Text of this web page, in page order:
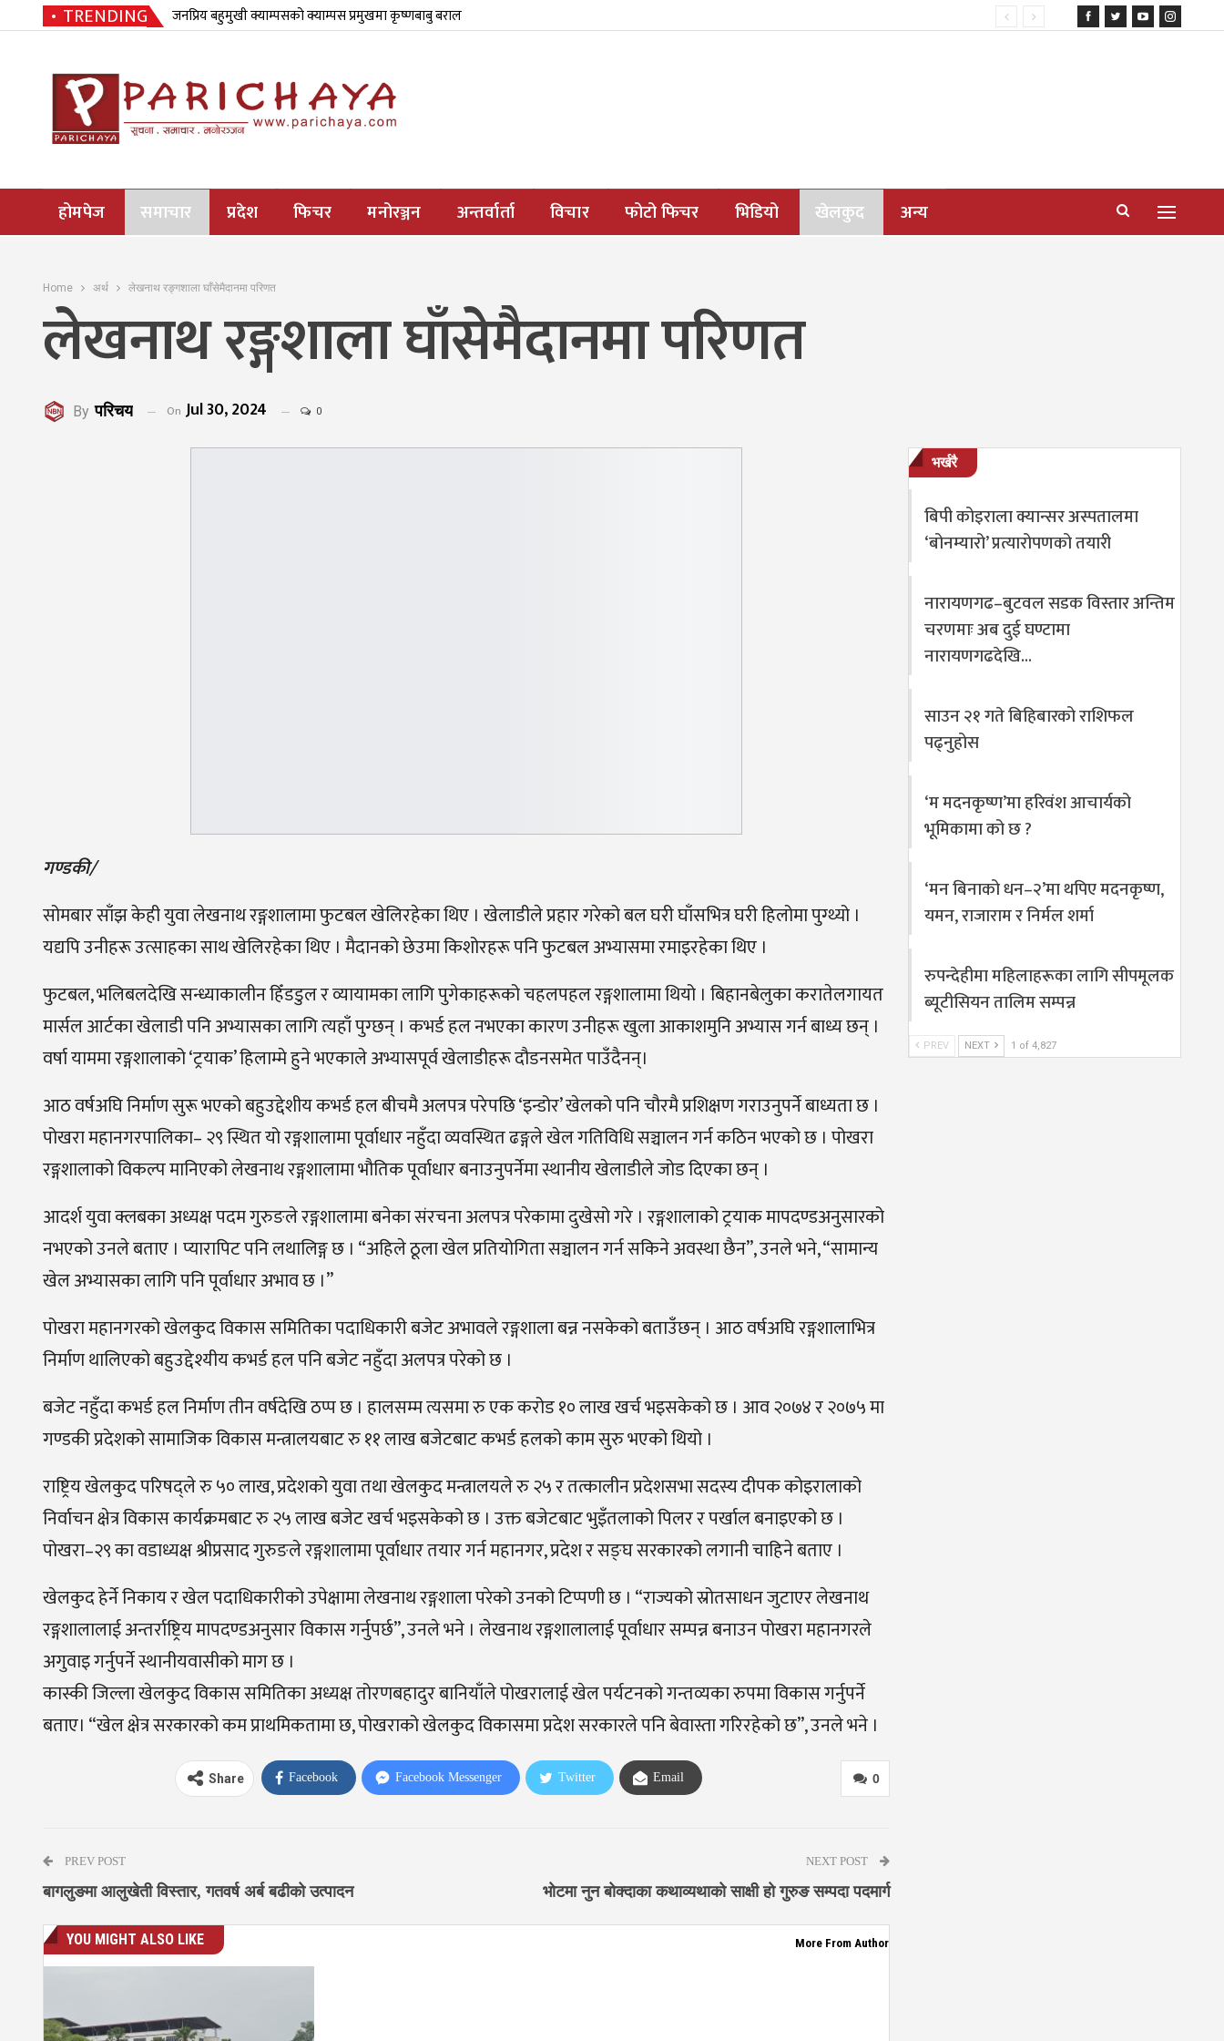
TRENDING जनप्रिय बहुमुखी क्याम्पसको क्याम्पस प्रमुखमा कृष्णबाबु बराल
होमपेज समाचार प्रदेश फिचर मनोरञ्जन अन्तर्वार्ता विचार फोटो फिचर भिडियो खेलकुद अन्य
Home अर्थ लेखनाथ रङ्गशाला घाँसेमैदानमा परिणत
लेखनाथ रङ्गशाला घाँसेमैदानमा परिणत
By परिचय On Jul 30, 2024 0
गण्डकी/
सोमबार साँझ केही युवा लेखनाथ रङ्गशालामा फुटबल खेलिरहेका थिए । खेलाडीले प्रहार गरेको बल घरी घाँसभित्र घरी हिलोमा पुग्थ्यो ।
यद्यपि उनीहरू उत्साहका साथ खेलिरहेका थिए । मैदानको छेउमा किशोरहरू पनि फुटबल अभ्यासमा रमाइरहेका थिए ।
फुटबल, भलिबलदेखि सन्ध्याकालीन हिँडडुल र व्यायामका लागि पुगेकाहरूको चहलपहल रङ्गशालामा थियो । बिहानबेलुका करातेलगायत
मार्सल आर्टका खेलाडी पनि अभ्यासका लागि त्यहाँ पुग्छन् । कभर्ड हल नभएका कारण उनीहरू खुला आकाशमुनि अभ्यास गर्न बाध्य छन् ।
वर्षा याममा रङ्गशालाको ‘ट्रयाक’ हिलाम्मे हुने भएकाले अभ्यासपूर्व खेलाडीहरू दौडनसमेत पाउँदैनन्।
आठ वर्षअघि निर्माण सुरू भएको बहुउद्देशीय कभर्ड हल बीचमै अलपत्र परेपछि ‘इन्डोर’ खेलको पनि चौरमै प्रशिक्षण गराउनुपर्ने बाध्यता छ ।
पोखरा महानगरपालिका– २९ स्थित यो रङ्गशालामा पूर्वाधार नहुँदा व्यवस्थित ढङ्गले खेल गतिविधि सञ्चालन गर्न कठिन भएको छ । पोखरा
रङ्गशालाको विकल्प मानिएको लेखनाथ रङ्गशालामा भौतिक पूर्वाधार बनाउनुपर्नेमा स्थानीय खेलाडीले जोड दिएका छन् ।
आदर्श युवा क्लबका अध्यक्ष पदम गुरुङले रङ्गशालामा बनेका संरचना अलपत्र परेकामा दुखेसो गरे । रङ्गशालाको ट्रयाक मापदण्डअनुसारको
नभएको उनले बताए । प्यारापिट पनि लथालिङ्ग छ । “अहिले ठूला खेल प्रतियोगिता सञ्चालन गर्न सकिने अवस्था छैन”, उनले भने, “सामान्य
खेल अभ्यासका लागि पनि पूर्वाधार अभाव छ ।”
पोखरा महानगरको खेलकुद विकास समितिका पदाधिकारी बजेट अभावले रङ्गशाला बन्न नसकेको बताउँछन् । आठ वर्षअघि रङ्गशालाभित्र
निर्माण थालिएको बहुउद्देश्यीय कभर्ड हल पनि बजेट नहुँदा अलपत्र परेको छ ।
बजेट नहुँदा कभर्ड हल निर्माण तीन वर्षदेखि ठप्प छ । हालसम्म त्यसमा रु एक करोड १० लाख खर्च भइसकेको छ । आव २०७४ र २०७५ मा
गण्डकी प्रदेशको सामाजिक विकास मन्त्रालयबाट रु ११ लाख बजेटबाट कभर्ड हलको काम सुरु भएको थियो ।
राष्ट्रिय खेलकुद परिषद्ले रु ५० लाख, प्रदेशको युवा तथा खेलकुद मन्त्रालयले रु २५ र तत्कालीन प्रदेशसभा सदस्य दीपक कोइरालाको
निर्वाचन क्षेत्र विकास कार्यक्रमबाट रु २५ लाख बजेट खर्च भइसकेको छ । उक्त बजेटबाट भुइँतलाको पिलर र पर्खाल बनाइएको छ ।
पोखरा–२९ का वडाध्यक्ष श्रीप्रसाद गुरुङले रङ्गशालामा पूर्वाधार तयार गर्न महानगर, प्रदेश र सङ्घ सरकारको लगानी चाहिने बताए ।
खेलकुद हेर्ने निकाय र खेल पदाधिकारीको उपेक्षामा लेखनाथ रङ्गशाला परेको उनको टिप्पणी छ । “राज्यको स्रोतसाधन जुटाएर लेखनाथ
रङ्गशालालाई अन्तर्राष्ट्रिय मापदण्डअनुसार विकास गर्नुपर्छ”, उनले भने । लेखनाथ रङ्गशालालाई पूर्वाधार सम्पन्न बनाउन पोखरा महानगरले
अगुवाइ गर्नुपर्ने स्थानीयवासीको माग छ ।
कास्की जिल्ला खेलकुद विकास समितिका अध्यक्ष तोरणबहादुर बानियाँले पोखरालाई खेल पर्यटनको गन्तव्यका रुपमा विकास गर्नुपर्ने
बताए। “खेल क्षेत्र सरकारको कम प्राथमिकतामा छ, पोखराको खेलकुद विकासमा प्रदेश सरकारले पनि बेवास्ता गरिरहेको छ”, उनले भने ।
0
Share Facebook Facebook Messenger Twitter Email
PREV POST
बागलुङमा आलुखेती विस्तार, गतवर्ष अर्ब बढीको उत्पादन
NEXT POST
भोटमा नुन बोक्दाका कथाव्यथाको साक्षी हो गुरुङ सम्पदा पदमार्ग
YOU MIGHT ALSO LIKE More From Author
भर्खरै
बिपी कोइराला क्यान्सर अस्पतालमा
‘बोनम्यारो’ प्रत्यारोपणको तयारी
नारायणगढ–बुटवल सडक विस्तार अन्तिम
चरणमाः अब दुई घण्टामा
नारायणगढदेखि…
साउन २१ गते बिहिबारको राशिफल
पढ्नुहोस
‘म मदनकृष्ण’मा हरिवंश आचार्यको
भूमिकामा को छ ?
‘मन बिनाको धन–२’मा थपिए मदनकृष्ण,
यमन, राजाराम र निर्मल शर्मा
रुपन्देहीमा महिलाहरूका लागि सीपमूलक
ब्यूटीसियन तालिम सम्पन्न
PREV NEXT 1 of 4,827